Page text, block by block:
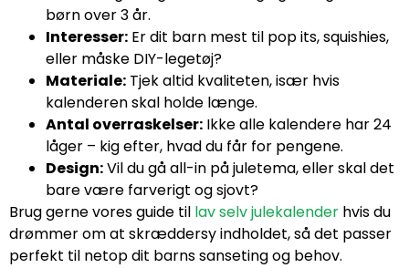
børn over 3 år.
Interesser: Er dit barn mest til pop its, squishies,
eller måske DIY-legetøj?
Materiale: Tjek altid kvaliteten, især hvis
kalenderen skal holde længe.
Antal overraskelser: Ikke alle kalendere har 24
låger – kig efter, hvad du får for pengene.
Design:Vil du gå all-in på juletema, eller skal det
bare være farverigt og sjovt?
Brug gerne vores guide til lav selv julekalender hvis du
drømmer om at skræddersy indholdet, så det passer
perfekt til netop dit barns sanseting og behov.